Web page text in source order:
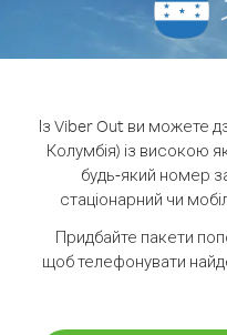
Із Viber Out ви можете
Колумбія) із високою
будь-який номер
стаціонарний чи
Придбайте пакети
щоб телефонувати